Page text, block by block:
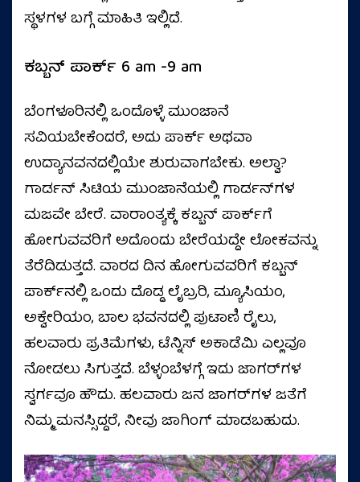
ಸ್ಥಳಗಳ ಬಗ್ಗೆ ಮಾಹಿತಿ ಇಲ್ಲಿದೆ.
ಕಬ್ಬನ್‌ ಪಾರ್ಕ್‌ 6 am -9 am
ಬೆಂಗಳೂರಿನಲ್ಲಿ ಒಂದೊಳ್ಳೆ ಮುಂಜಾನೆ
ಸವಿಯಬೇಕೆಂದರೆ, ಅದು ಪಾರ್ಕ್‌ ಅಥವಾ
ಉದ್ಯಾನವನದಲ್ಲಿಯೇ ಶುರುವಾಗಬೇಕು. ಅಲ್ವಾ?
ಗಾರ್ಡನ್‌ ಸಿಟಿಯ ಮುಂಜಾನೆಯಲ್ಲಿ ಗಾರ್ಡನ್‌ಗಳ
ಮಜವೇ ಬೇರೆ. ವಾರಾಂತ್ಯಕ್ಕೆ ಕಬ್ಬನ್‌ ಪಾರ್ಕ್‌ಗೆ
ಹೋಗುವವರಿಗೆ ಅದೊಂದು ಬೇರೆಯದ್ದೇ ಲೋಕವನ್ನು
ತೆರೆದಿಡುತ್ತದೆ. ವಾರದ ದಿನ ಹೋಗುವವರಿಗೆ ಕಬ್ಬನ್‌
ಪಾರ್ಕ್‌ನಲ್ಲಿ ಒಂದು ದೊಡ್ಡ ಲೈಬ್ರರಿ, ಮ್ಯೂಸಿಯಂ,
ಅಕ್ವೇರಿಯಂ, ಬಾಲ ಭವನದಲ್ಲಿ ಪುಟಾಣಿ ರೈಲು,
ಹಲವಾರು ಪ್ರತಿಮೆಗಳು, ಟೆನ್ನಿಸ್‌ ಅಕಾಡೆಮಿ ಎಲ್ಲವೂ
ನೋಡಲು ಸಿಗುತ್ತದೆ. ಬೆಳ್ಳಂಬೆಳಗ್ಗೆ ಇದು ಜಾಗರ್‌ಗಳ
ಸ್ವರ್ಗವೂ ಹೌದು. ಹಲವಾರು ಜನ ಜಾಗರ್‌ಗಳ ಜತೆಗೆ
ನಿಮ್ಮ ಮನಸ್ಸಿದ್ದರೆ, ನೀವು ಜಾಗಿಂಗ್‌ ಮಾಡಬಹುದು.